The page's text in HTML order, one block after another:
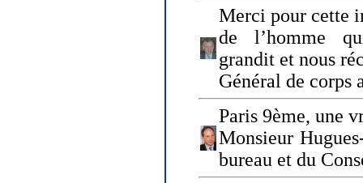
Merci pour cette
de l’homme
grandit et nous
Général de corps
Paris 9ème, une
Monsieur
bureau et du